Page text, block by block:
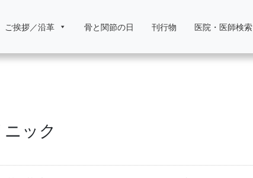
ご挨拶／沿革 骨と関節の日 刊行物 医院・医師検索
ック